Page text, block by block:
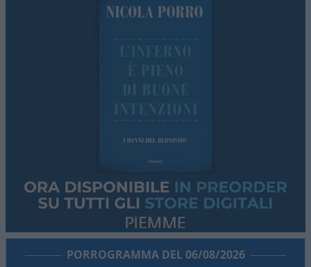
PORROGRAMMA DEL 06/08/2026